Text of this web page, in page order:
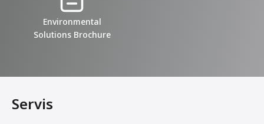
Environmental
Solutions Brochure
Servis